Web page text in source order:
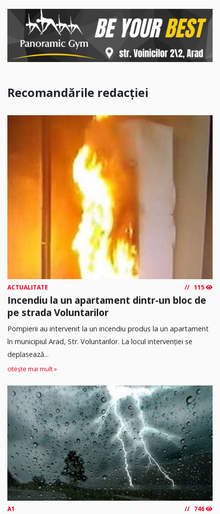
Recomandările redacției
ACTUALITATE 115
Incendiu la un apartament dintr-un bloc de
pe strada Voluntarilor
Pompierii au intervenit la un incendiu produs la un apartament
în municipiul Arad, Str. Voluntarilor. La locul intervenției se
deplasează...
citește mai mult »
A1 746